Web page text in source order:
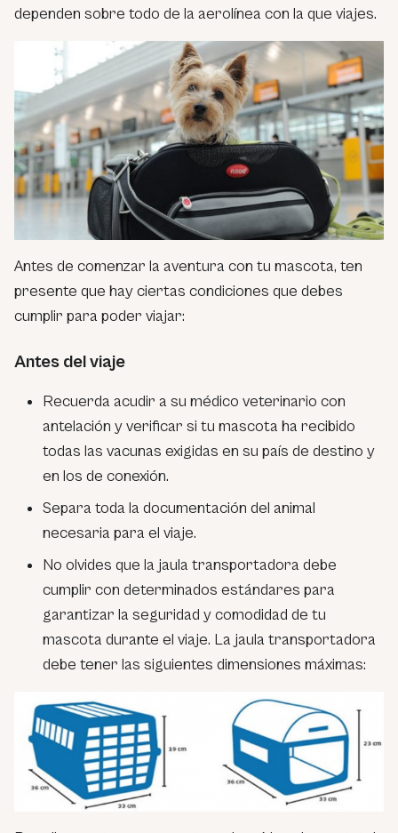
dependen sobre todo de la aerolínea con la que viajes.
Antes de comenzar la aventura con tu mascota, ten
presente que hay ciertas condiciones que debes
cumplir para poder viajar:
Antes del viaje
Recuerda acudir a su médico veterinario con
antelación y verificar si tu mascota ha recibido
todas las vacunas exigidas en su país de destino y
en los de conexión.
Separa toda la documentación del animal
necesaria para el viaje.
No olvides que la jaula transportadora debe
cumplir con determinados estándares para
garantizar la seguridad y comodidad de tu
mascota durante el viaje. La jaula transportadora
debe tener las siguientes dimensiones máximas: